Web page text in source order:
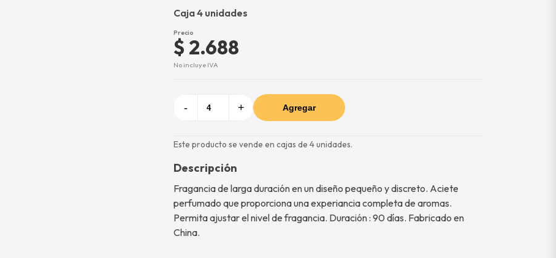
Caja 4 unidades
Precio
$ 2.688
No incluye IVA
- + Agregar
Este producto se vende en cajas de 4 unidades.
Descripción
Fragancia de larga duración en un diseño pequeño y discreto. Aciete
perfumado que proporciona una experiancia completa de aromas.
Permita ajustar el nivel de fragancia. Duración : 90 días. Fabricado en
China.